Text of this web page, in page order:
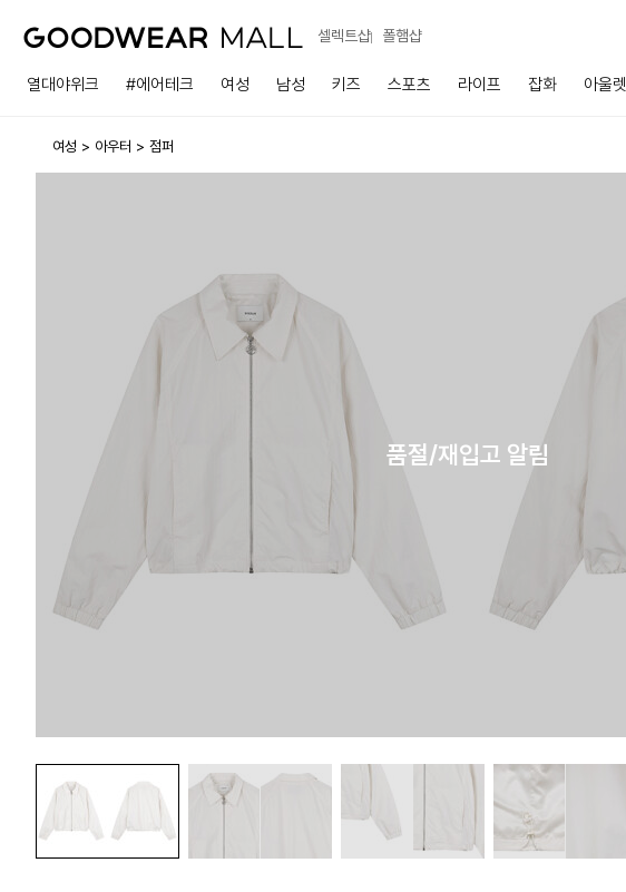
셀렉트샵 폴햄샵
열대야위크 #에어테크 여성 남성 키즈 스포츠 라이프 잡화 아울렛
여성 아우터 점퍼
품절/재입고 알림